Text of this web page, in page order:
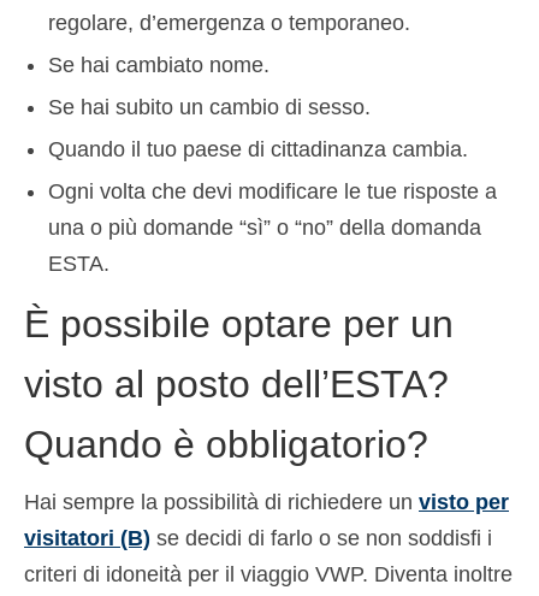
regolare, d’emergenza o temporaneo.
Se hai cambiato nome.
Se hai subito un cambio di sesso.
Quando il tuo paese di cittadinanza cambia.
Ogni volta che devi modificare le tue risposte a
una o più domande “sì” o “no” della domanda
ESTA.
È possibile optare per un
visto al posto dell’ESTA?
Quando è obbligatorio?
Hai sempre la possibilità di richiedere un visto per
visitatori (B) se decidi di farlo o se non soddisfi i
criteri di idoneità per il viaggio VWP. Diventa inoltre